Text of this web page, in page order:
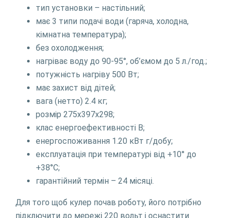
тип установки – настільний;
має 3 типи подачі води (гаряча, холодна,
кімнатна температура);
без охолодження;
нагріває воду до 90-95°, об’ємом до 5 л./год.;
потужність нагрiву 500 Вт;
має захист від дітей;
вага (нетто) 2.4 кг;
розмір 275х397х298;
клас енергоефективності В;
енергоспоживання 1.20 кВт г/добу;
експлуатація при температурі від +10° до
+38°C;
гарантійний термін – 24 місяці.
Для того щоб кулер почав роботу, його потрібно
підключити до мережі 220 вольт і оснастити